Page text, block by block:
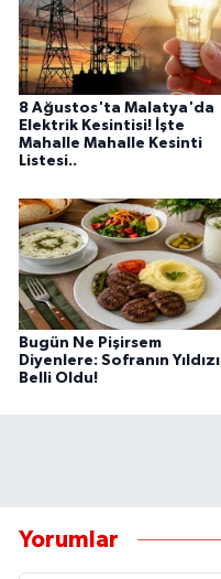
8 Ağustos'ta Malatya'da
Elektrik Kesintisi! İşte
Mahalle Mahalle Kesinti
Listesi..
Bugün Ne Pişirsem
Diyenlere: Sofranın Yıldızı
Belli Oldu!
Yorumlar